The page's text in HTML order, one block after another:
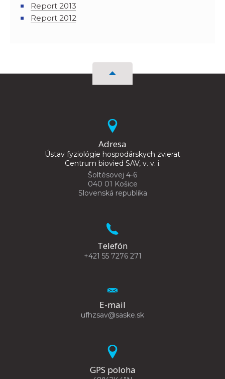
Report 2013
Report 2012
Adresa
Ústav fyziológie hospodárskych zvierat
Centrum biovied SAV, v. v. i.
Šoltésovej 4-6
040 01 Košice
Slovenská republika
Telefón
+421 55 7276 271
E-mail
ufhzsav@saske.sk
GPS poloha